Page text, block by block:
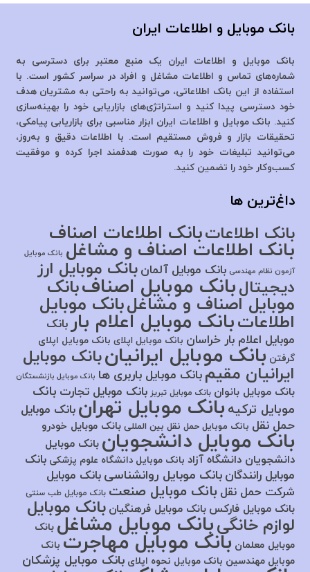
بانک موبایل و اطلاعات ایران
بانک موبایل و اطلاعات ایران یک منبع معتبر برای دسترسی به
شماره‌های تماس و اطلاعات مشاغل و افراد در سراسر کشور است. با
استفاده از این بانک اطلاعاتی، می‌توانید به راحتی به مشتریان هدف
خود دسترسی پیدا کنید و استراتژی‌های بازاریابی خود را بهینه‌سازی
کنید. بانک موبایل و اطلاعات ایران ابزار مناسبی برای بازاریابی پیامکی،
تحقیقات بازار و فروش مستقیم است. با اطلاعات دقیق و به‌روز،
می‌توانید تبلیغات خود را به صورت هدفمند اجرا کرده و موفقیت
کسب‌وکار خود را تضمین کنید.
داغ‌ترین ها
بانک اطلاعاتبانک اطلاعات اصناف
بانک اطلاعات اصناف و مشاغل بانک موبایل
آزمون نظام مهندسی بانک موبایل آلمان بانک موبایل ارز
دیجیتالبانک موبایل اصنافبانک
موبایل اصناف و مشاغلبانک موبایل
اطلاعاتبانک موبایل اعلام باربانک
موبایل اعلام بار خراسان بانک موبایل اپلای بانک موبایل اپلای
گرفتن بانک موبایل ایرانیانبانک موبایل
ایرانیان مقیم بانک موبایل باربری ها بانک موبایل بازنشستگان
بانک موبایل بانوان بانک موبایل تبریز بانک موبایل تجارت بانک
موبایل ترکیه بانک موبایل تهران بانک موبایل
حمل نقل بانک موبایل حمل نقل بین المللی بانک موبایل خودرو
بانک موبایل دانشجویان بانک موبایل
دانشجویان دانشگاه آزاد بانک موبایل دانشگاه علوم پزشکی بانک
موبایل رانندگان بانک موبایل روانشناسی بانک موبایل
شرکت حمل نقل بانک موبایل صنعت بانک موبایل طب سنتی
بانک موبایل فارکس بانک موبایل فرهنگیان بانک موبایل
لوازم خانگیبانک موبایل مشاغلبانک
موبایل معلمان بانک موبایل مهاجرت بانک
موبایل مهندسین بانک موبایل نحوه اپلای بانک موبایل پزشکان